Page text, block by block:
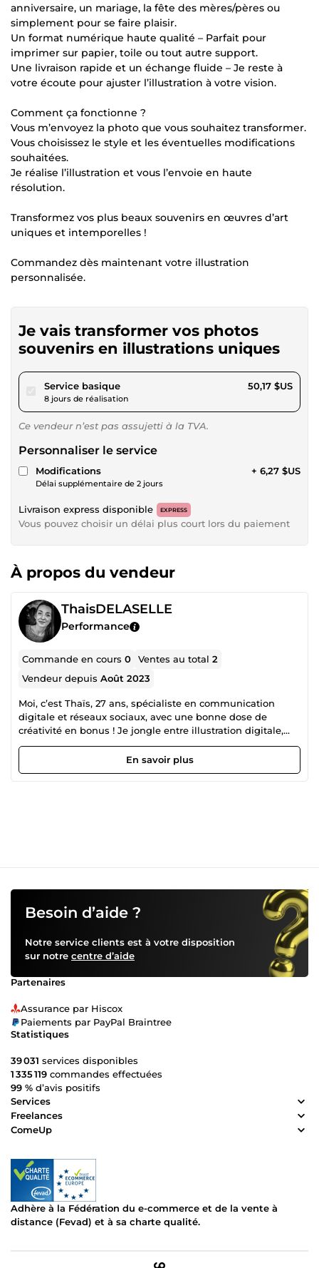
anniversaire, un mariage, la fête des mères/pères ou
simplement pour se faire plaisir.
Un format numérique haute qualité – Parfait pour
imprimer sur papier, toile ou tout autre support.
Une livraison rapide et un échange fluide – Je reste à
votre écoute pour ajuster l’illustration à votre vision.
Comment ça fonctionne ?
Vous m’envoyez la photo que vous souhaitez transformer.
Vous choisissez le style et les éventuelles modifications
souhaitées.
Je réalise l’illustration et vous l’envoie en haute
résolution.
Transformez vos plus beaux souvenirs en œuvres d’art
uniques et intemporelles !
Commandez dès maintenant votre illustration
personnalisée.
Je vais transformer vos photos
souvenirs en illustrations uniques
Service basiquepour 46,24 $US
8 jours de réalisation
50,17 $US
Ce vendeur n’est pas assujetti à la TVA.
Personnaliser le service
Modifications
Délai supplémentaire de 2 jours
+ 6,27 $US
Livraison express disponible EXPRESS
Vous pouvez choisir un délai plus court lors du paiement
À propos du vendeur
ThaisDELASELLE
Performance
Commande en cours0 Ventes au total2
Vendeur depuisAoût 2023
Moi, c’est Thaïs, 27 ans, spécialiste en communication
digitale et réseaux sociaux, avec une bonne dose de
créativité en bonus ! Je jongle entre illustration digitale,
contenus percutants et stratégies sociales qui font
mouche. 🚀 Ce que je fais : ✔️ Des illustrations fun et
colorées pour vos packagings, tote bags et tasses ✔️ Du
En savoir plus
Besoin d’aide ?
Notre service clients est à votre disposition
sur notre centre d’aide
Partenaires
Assurance par Hiscox
Paiements par PayPal Braintree
Statistiques
39 031 services disponibles
1 335 119 commandes effectuées
99 % d’avis positifs
Services
Freelances
ComeUp
Adhère à la Fédération du e-commerce et de la vente à
distance (Fevad) et à sa charte qualité.